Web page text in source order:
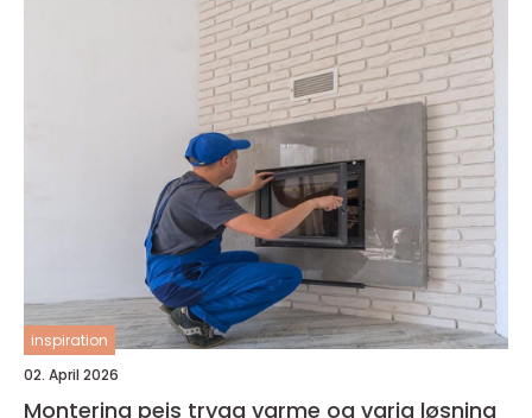
inspiration
02. April 2026
Montering peis trygg varme og varig løsning